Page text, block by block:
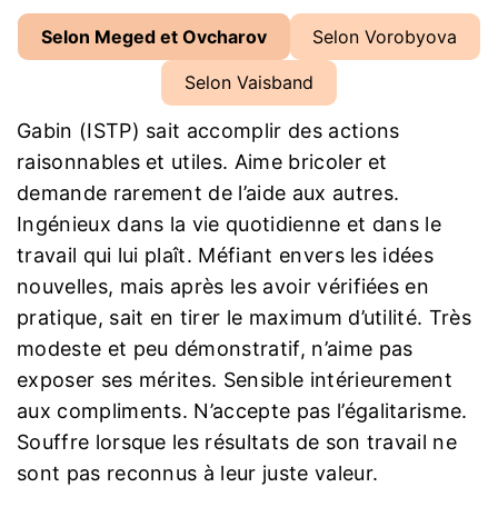
Selon Meged et Ovcharov Selon Vorobyova
Selon Vaisband
Gabin (ISTP) sait accomplir des actions
raisonnables et utiles. Aime bricoler et
demande rarement de l’aide aux autres.
Ingénieux dans la vie quotidienne et dans le
travail qui lui plaît. Méfiant envers les idées
nouvelles, mais après les avoir vérifiées en
pratique, sait en tirer le maximum d’utilité. Très
modeste et peu démonstratif, n’aime pas
exposer ses mérites. Sensible intérieurement
aux compliments. N’accepte pas l’égalitarisme.
Souffre lorsque les résultats de son travail ne
sont pas reconnus à leur juste valeur.